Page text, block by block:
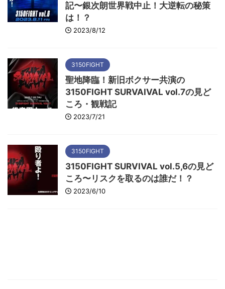
記〜銀次朗世界戦中止！大逆転の秘策
は！？
2023/8/12
3150FIGHT
聖地降臨！新旧ボクサー共演の
3150FIGHT SURVAIVAL vol.7の見ど
ころ・観戦記
2023/7/21
3150FIGHT
3150FIGHT SURVIVAL vol.5,6の見ど
ころ〜リスクを取るのは誰だ！？
2023/6/10